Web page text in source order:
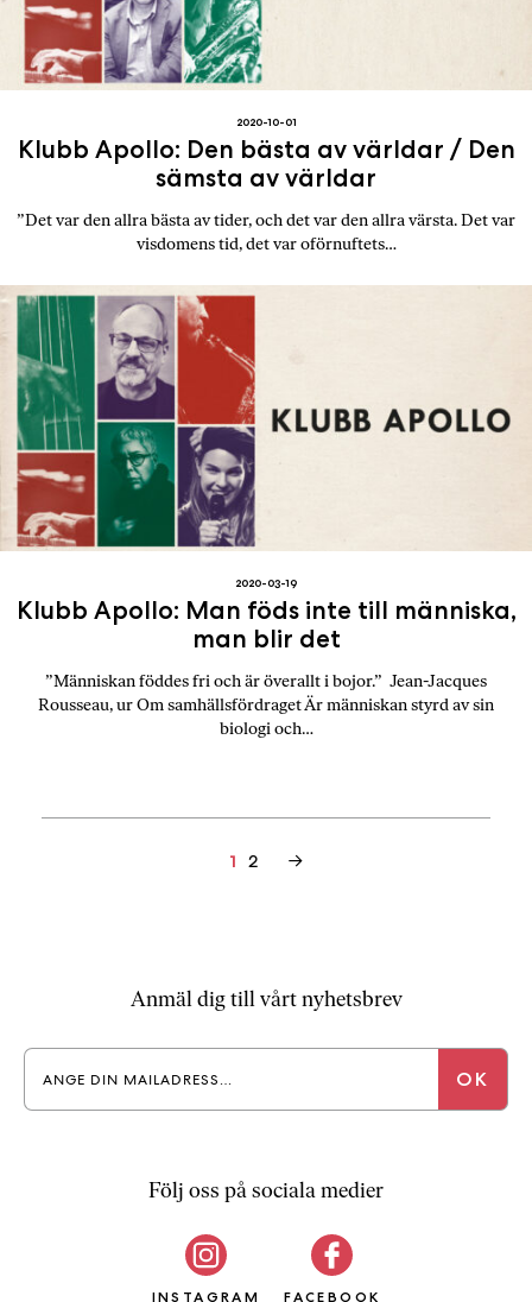
Klubb Apollo: Den bästa av världar / Den
sämsta av världar
2020-10-01
”Det var den allra bästa av tider, och det var den allra värsta. Det var
visdomens tid, det var oförnuftets…
Klubb Apollo: Man föds inte till människa,
man blir det
2020-03-19
”Människan föddes fri och är överallt i bojor.” Jean-Jacques
Rousseau, ur Om samhällsfördraget Är människan styrd av sin
biologi och…
1 2 →
Anmäl dig till vårt nyhetsbrev
Följ oss på sociala medier
INSTAGRAM FACEBOOK